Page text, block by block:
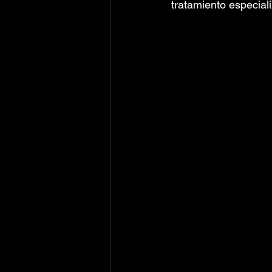
tratamiento